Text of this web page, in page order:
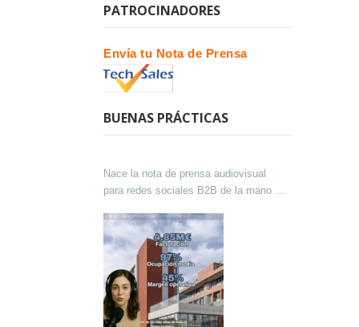
PATROCINADORES
Envía tu Nota de Prensa
BUENAS PRÁCTICAS
Nace la nota de prensa audiovisual
para redes sociales B2B de la mano de